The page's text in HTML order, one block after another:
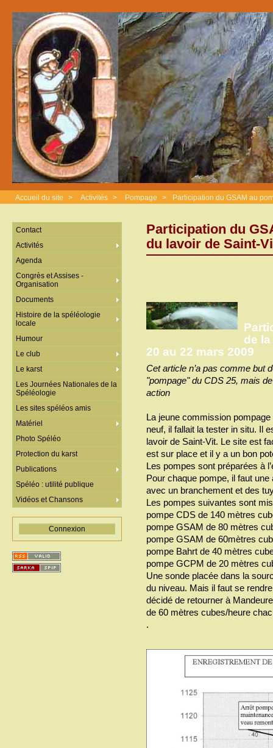
Accueil du site > Activités > Pompage > Participation du GSAM au
Participation du
du lavoir de Saint-
de
20 au 22 mars 2009
Cet article n’a pas comme but
"pompage" du CDS 25, mais
action
La jeune commission
neuf, il fallait la tester in situ. Il
lavoir de Saint-Vit. Le site est
est sur place et il y a un bon
Les pompes sont préparées à
Pour chaque pompe, il faut
avec un branchement et des
Les pompes suivantes sont
pompe CDS de 140 mètres
pompe GSAM de 80 mètres
pompe GSAM de 60mètres
pompe Bahrt de 40 mètres
pompe GCPM de 20 mètres
Une sonde placée dans la
du niveau. Mais il faut se
décidé de retourner à
de 60 mètres cubes/heure
.
Contact
Activités
Agenda
Congrès et Assises -
Organisation
Documents
Histoire de la spéléologie
locale
Humour
Le club
Le karst
Les Journées Nationales de la
Spéléologie
Les sites spéléos amis
Matériel
Photo Spéléo
Protection du karst
Publications
Spéléo : utilité publique
Vidéos et Chansons
Connexion